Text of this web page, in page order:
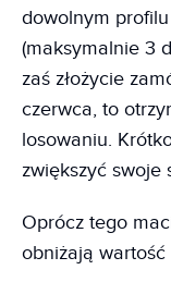
dowolnym
(maksymalnie 3
zaś złożycie
czerwca, to
losowaniu.
zwiększyć swoje
Oprócz tego
obniżają wartość